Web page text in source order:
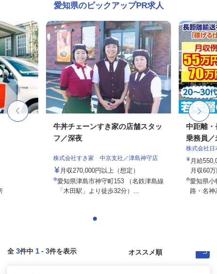
愛知県のピックアップPR求人
牛丼チェーンすき家の店舗スタッ
フ／深夜
株式会社すき家 中京支社／津島神守店
月収270,000円以上（想定）
愛知県津島市神守町153 （名鉄津島線
「木田駅」より徒歩32分）...
中距離・
乗務員／
株式会社日
月給
月収60
愛知県小
路・名
全 3件中 1 - 3件を表示